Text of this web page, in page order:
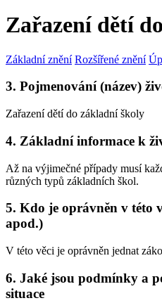
Zařazení dětí
Základní znění Rozšířené znění
3. Pojmenování (název)
Zařazení dětí do základní školy
4. Základní informace k
Až na výjimečné případy musí
různých typů základních škol.
5. Kdo je oprávněn v této
apod.)
V této věci je oprávněn jednat
6. Jaké jsou podmínky a
situace